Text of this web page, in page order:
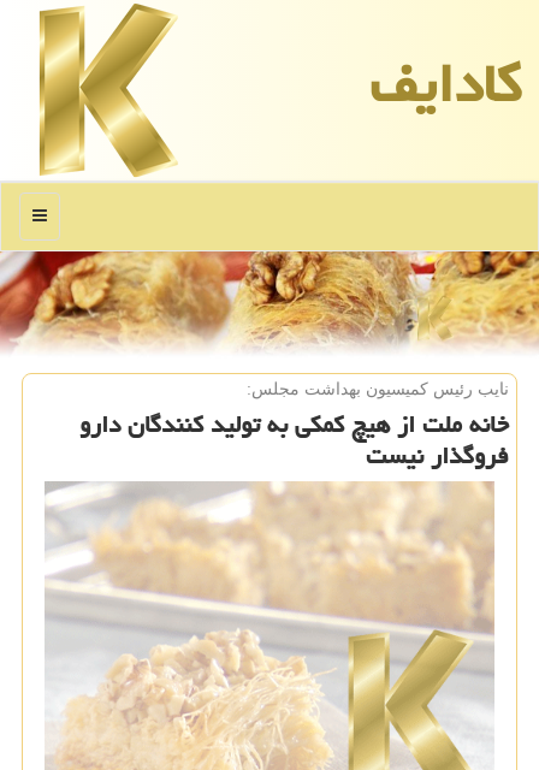
كادایف
منو
نایب رئیس كمیسیون بهداشت مجلس:
خانه ملت از هیچ كمكی به تولید كنندگان دارو
فروگذار نیست